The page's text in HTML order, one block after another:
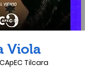
Viola
CApEC Tilcara